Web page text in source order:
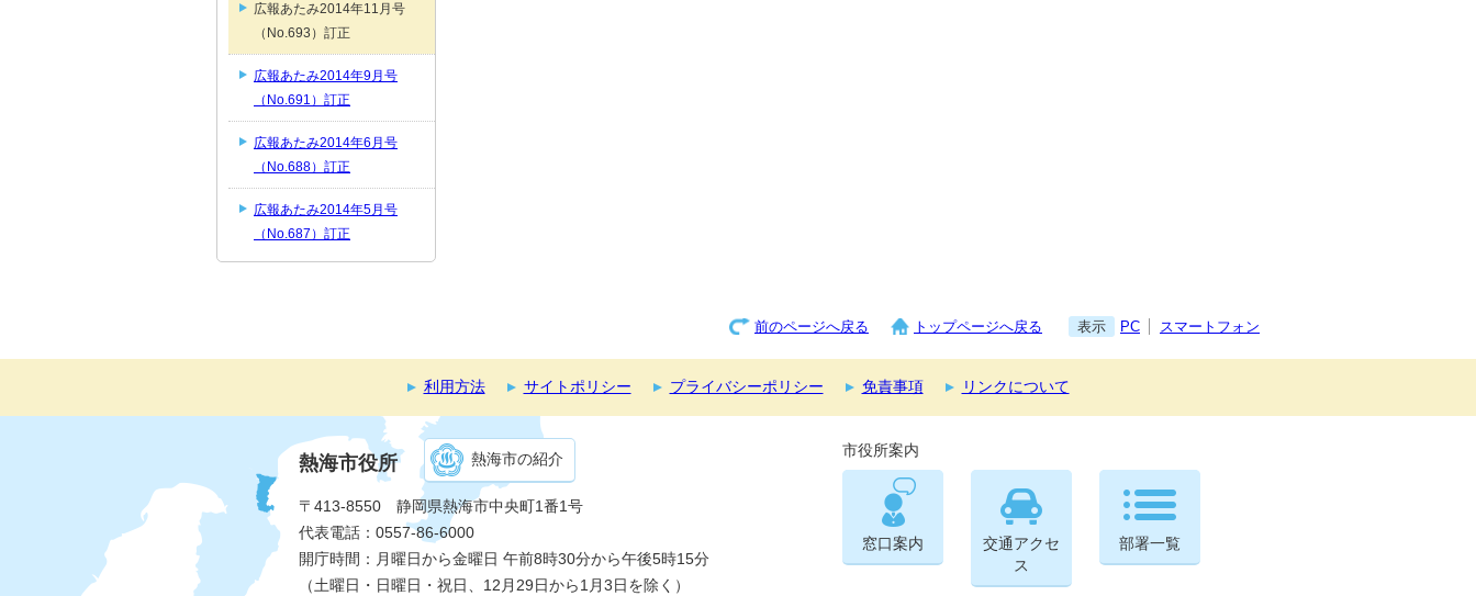
広報あたみ2014年11月号
（No.693）訂正
広報あたみ2014年9月号
（No.691）訂正
広報あたみ2014年6月号
（No.688）訂正
広報あたみ2014年5月号
（No.687）訂正
前のページへ戻る トップページへ戻る 表示 PC スマートフォン
利用方法 サイトポリシー プライバシーポリシー 免責事項 リンクについて
市役所案内
窓口案内
交通アクセ
ス
部署一覧
熱海市役所 熱海市の紹介
〒413-8550 静岡県熱海市中央町1番1号
代表電話：0557-86-6000
開庁時間：月曜日から金曜日 午前8時30分から午後5時15分
（土曜日・日曜日・祝日、12月29日から1月3日を除く）